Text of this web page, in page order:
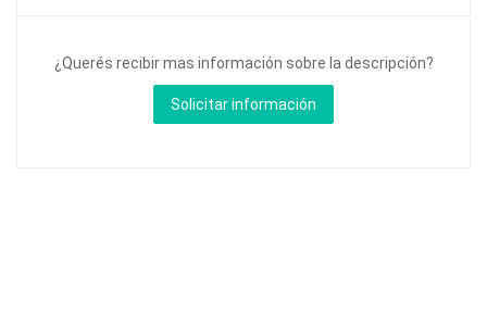
¿Querés recibir mas información sobre la descripción?